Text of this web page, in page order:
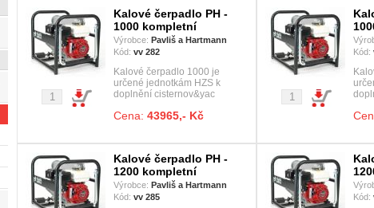
Kalové čerpadlo PH -
1000 kompletní
Výrobce: Pavliš a Hartmann
Kód: vv 282
Kalové čerpadlo 1000 je
určené jednotkám HZS k
doplnění cisternov&yac
Cena: 43965,- Kč
Kód:
Kalové čerpadlo PH -
1200 kompletní
Výrobce: Pavliš a Hartmann
Kód: vv 285
Kód: